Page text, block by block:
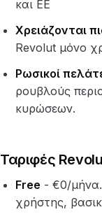
και ΕΕ
Χρειάζονται
Revolut μόνο
Ρωσικοί
ρουβλούς
κυρώσεων.
Ταριφές
Free - €0/
χρήστης,